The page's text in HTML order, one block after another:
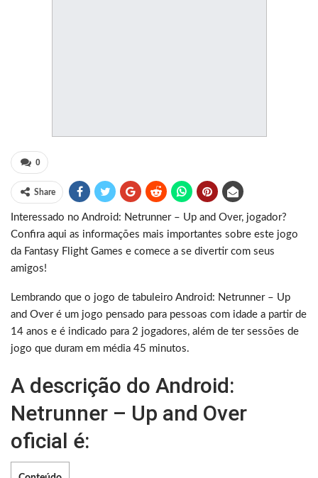
0
Share
Interessado no Android: Netrunner – Up and Over, jogador?
Confira aqui as informações mais importantes sobre este jogo
da Fantasy Flight Games e comece a se divertir com seus
amigos!
Lembrando que o jogo de tabuleiro Android: Netrunner – Up
and Over é um jogo pensado para pessoas com idade a partir de
14 anos e é indicado para 2 jogadores, além de ter sessões de
jogo que duram em média 45 minutos.
A descrição do Android:
Netrunner – Up and Over
oficial é: